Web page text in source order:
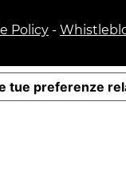
Policy -
tue preferenze